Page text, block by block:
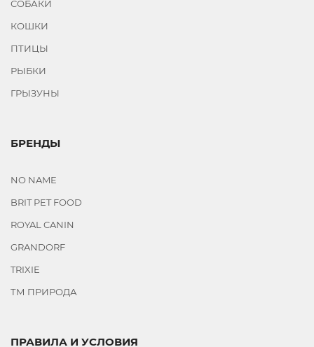
СОБАКИ
КОШКИ
ПТИЦЫ
РЫБКИ
ГРЫЗУНЫ
БРЕНДЫ
NO NAME
BRIT PET FOOD
ROYAL CANIN
GRANDORF
TRIXIE
ТМ ПРИРОДА
ПРАВИЛА И УСЛОВИЯ